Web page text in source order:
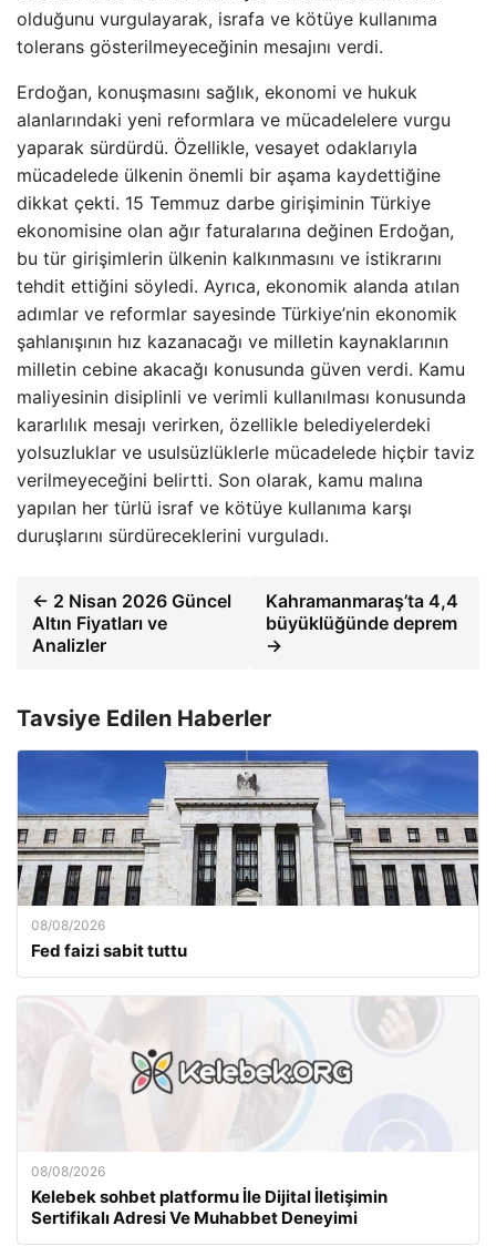
olduğunu vurgulayarak, israfa ve kötüye kullanıma
tolerans gösterilmeyeceğinin mesajını verdi.
Erdoğan, konuşmasını sağlık, ekonomi ve hukuk
alanlarındaki yeni reformlara ve mücadelelere vurgu
yaparak sürdürdü. Özellikle, vesayet odaklarıyla
mücadelede ülkenin önemli bir aşama kaydettiğine
dikkat çekti. 15 Temmuz darbe girişiminin Türkiye
ekonomisine olan ağır faturalarına değinen Erdoğan,
bu tür girişimlerin ülkenin kalkınmasını ve istikrarını
tehdit ettiğini söyledi. Ayrıca, ekonomik alanda atılan
adımlar ve reformlar sayesinde Türkiye’nin ekonomik
şahlanışının hız kazanacağı ve milletin kaynaklarının
milletin cebine akacağı konusunda güven verdi. Kamu
maliyesinin disiplinli ve verimli kullanılması konusunda
kararlılık mesajı verirken, özellikle belediyelerdeki
yolsuzluklar ve usulsüzlüklerle mücadelede hiçbir taviz
verilmeyeceğini belirtti. Son olarak, kamu malına
yapılan her türlü israf ve kötüye kullanıma karşı
duruşlarını sürdüreceklerini vurguladı.
← 2 Nisan 2026 Güncel
Altın Fiyatları ve
Analizler
Kahramanmaraş’ta 4,4
büyüklüğünde deprem
→
Tavsiye Edilen Haberler
08/08/2026
Fed faizi sabit tuttu
08/08/2026
Kelebek sohbet platformu İle Dijital İletişimin
Sertifikalı Adresi Ve Muhabbet Deneyimi